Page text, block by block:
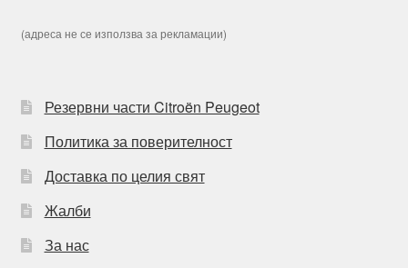
(адреса не се използва за рекламации)
Резервни части Citroën Peugeot
Политика за поверителност
Доставка по целия свят
Жалби
За нас